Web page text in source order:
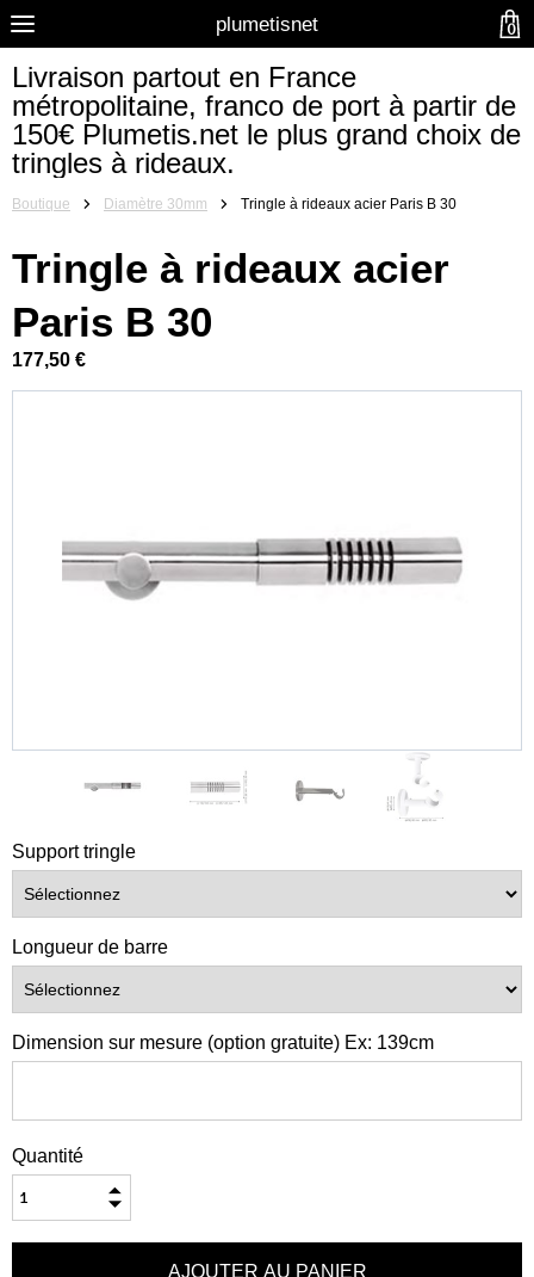
plumetisnet
Livraison partout en France
métropolitaine, franco de port à partir de
150€ Plumetis.net le plus grand choix de
tringles à rideaux.
Boutique Diamètre 30mm Tringle à rideaux acier Paris B 30
Tringle à rideaux acier
Paris B 30
177,50 €
Support tringle
Longueur de barre
Dimension sur mesure (option gratuite) Ex: 139cm
Quantité
0